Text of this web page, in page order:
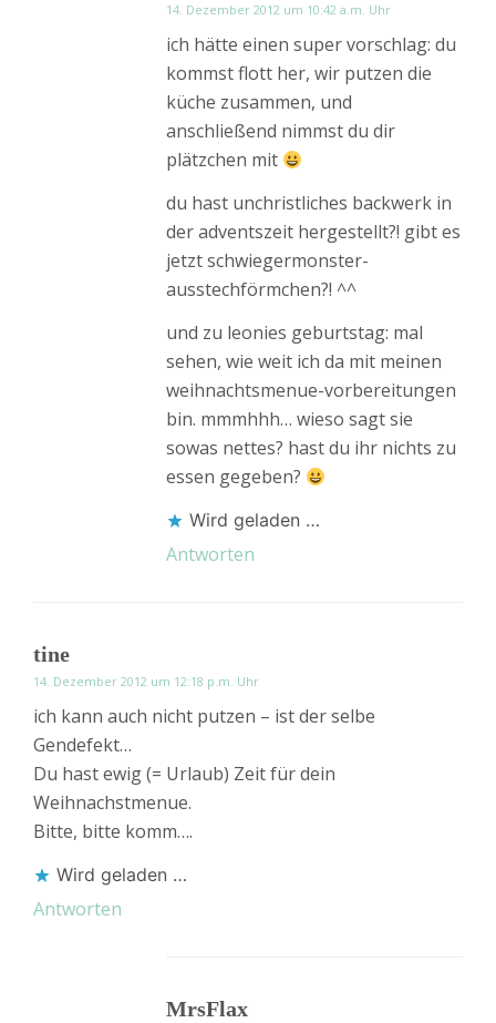
14. Dezember 2012 um 10:42 a.m. Uhr
ich hätte einen super vorschlag: du
kommst flott her, wir putzen die
küche zusammen, und
anschließend nimmst du dir
plätzchen mit
du hast unchristliches backwerk in
der adventszeit hergestellt?! gibt es
jetzt schwiegermonster-
ausstechförmchen?! ^^
und zu leonies geburtstag: mal
sehen, wie weit ich da mit meinen
weihnachtsmenue-vorbereitungen
bin. mmmhhh… wieso sagt sie
sowas nettes? hast du ihr nichts zu
essen gegeben?
Wird geladen …
Antworten
tine
14. Dezember 2012 um 12:18 p.m. Uhr
ich kann auch nicht putzen – ist der selbe
Gendefekt…
Du hast ewig (= Urlaub) Zeit für dein
Weihnachstmenue.
Bitte, bitte komm….
Wird geladen …
Antworten
MrsFlax